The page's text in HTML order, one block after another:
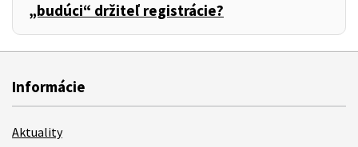
„budúci“ držiteľ registrácie?
Informácie
Aktuality